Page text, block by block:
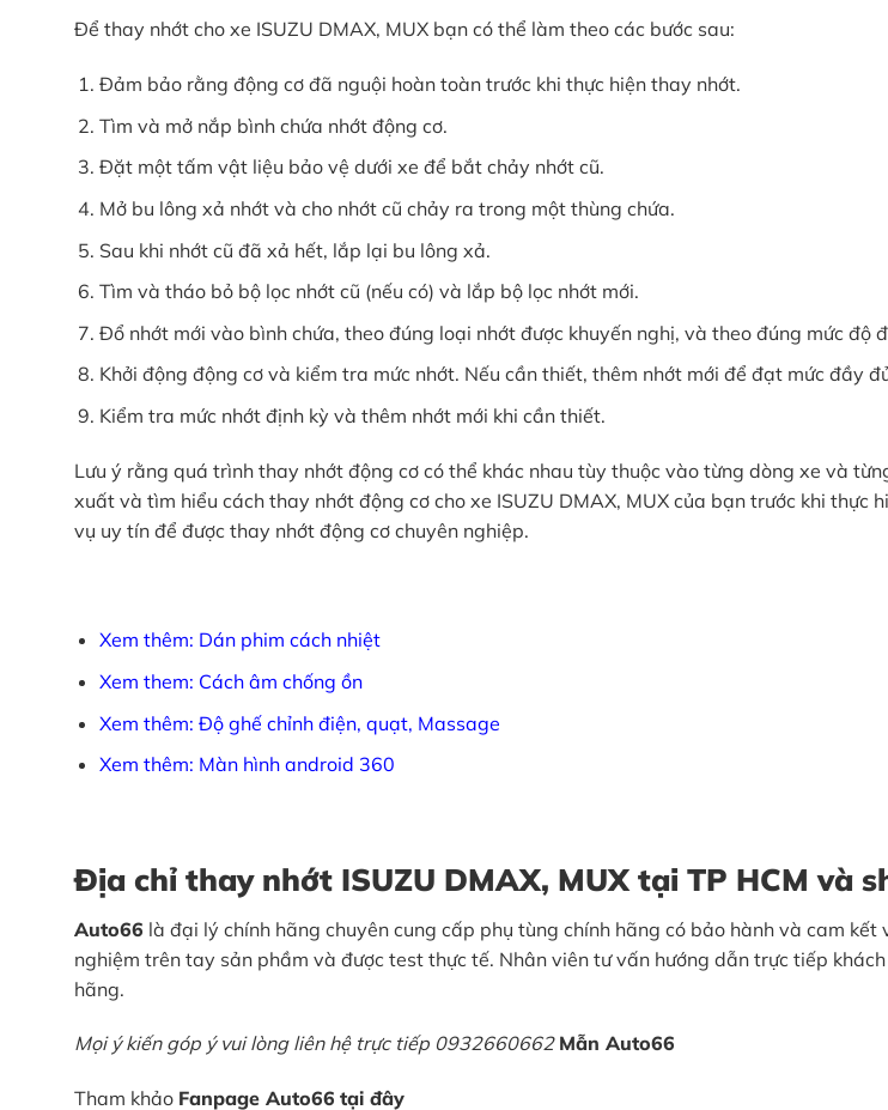
Để thay nhớt cho xe ISUZU DMAX, MUX bạn có thể làm theo các bước sau:
Đảm bảo rằng động cơ đã nguội hoàn toàn trước khi thực hiện thay nhớt.
Tìm và mở nắp bình chứa nhớt động cơ.
Đặt một tấm vật liệu bảo vệ dưới xe để bắt chảy nhớt cũ.
Mở bu lông xả nhớt và cho nhớt cũ chảy ra trong một thùng chứa.
Sau khi nhớt cũ đã xả hết, lắp lại bu lông xả.
Tìm và tháo bỏ bộ lọc nhớt cũ (nếu có) và lắp bộ lọc nhớt mới.
Đổ nhớt mới vào bình chứa, theo đúng loại nhớt được khuyến nghị, và theo đúng mức độ
Khởi động động cơ và kiểm tra mức nhớt. Nếu cần thiết, thêm nhớt mới để đạt mức đầy
Kiểm tra mức nhớt định kỳ và thêm nhớt mới khi cần thiết.
Lưu ý rằng quá trình thay nhớt động cơ có thể khác nhau tùy thuộc vào từng dòng xe và
xuất và tìm hiểu cách thay nhớt động cơ cho xe ISUZU DMAX, MUX của bạn trước khi
vụ uy tín để được thay nhớt động cơ chuyên nghiệp.
Xem thêm: Dán phim cách nhiệt
Xem them: Cách âm chống ồn
Xem thêm: Độ ghế chỉnh điện, quạt, Massage
Xem thêm: Màn hình android 360
Địa chỉ thay nhớt ISUZU DMAX, MUX tại TP HCM và
Auto66 là đại lý chính hãng chuyên cung cấp phụ tùng chính hãng có bảo hành và cam
nghiệm trên tay sản phầm và được test thực tế. Nhân viên tư vấn hướng dẫn trực tiếp
hãng.
Mọi ý kiến góp ý vui lòng liên hệ trực tiếp 0932660662 Mẫn Auto66
Tham khảo Fanpage Auto66 tại đây